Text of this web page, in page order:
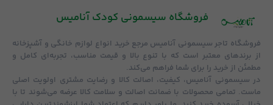
فروشگاه‌ سیسمونی کودک آنامیس
فروشگاه تاجر سیسمونی آنامیس مرجع خرید انواع لوازم خانگی و آشپزخانه
از برندهای معتبر است که با تنوع بالا و قیمت مناسب، تجربه‌ای کامل و
مطمئن از خرید را برای شما فراهم می‌کند.
در سیسمونی آنامیس، کیفیت، اصالت کالا و رضایت مشتری اولویت اصلی
ماست. تمامی محصولات با ضمانت اصالت و سلامت کالا عرضه می‌شوند تا با